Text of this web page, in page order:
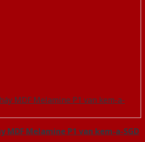
MDF Melamine P1 van kem-a-SGD